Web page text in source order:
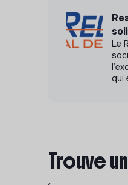
Le
qui
Trouve